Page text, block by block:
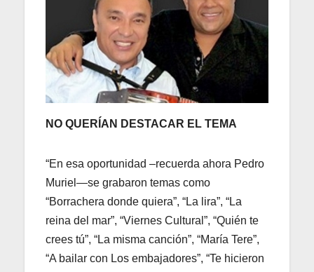
NO QUERÍAN DESTACAR EL TEMA
“En esa oportunidad –recuerda ahora Pedro
Muriel—se grabaron temas como
“Borrachera donde quiera”, “La lira”, “La
reina del mar”, “Viernes Cultural”, “Quién te
crees tú”, “La misma canción”, “María Tere”,
“A bailar con Los embajadores”, “Te hicieron